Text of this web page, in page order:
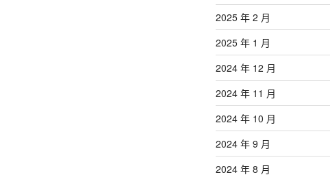
2025 年 2 月
2025 年 1 月
2024 年 12 月
2024 年 11 月
2024 年 10 月
2024 年 9 月
2024 年 8 月